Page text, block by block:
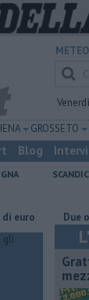
Venerdì
GROSSETO
Blog
Due ori nella